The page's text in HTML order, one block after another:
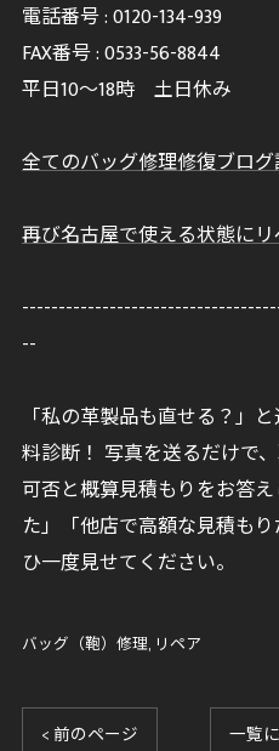
電話番号 :0120-134-939
FAX番号 :0533-56-8844
平日10～18時 土日休み
全てのバッグ修理修復ブロ
再び名古屋で使える状態に
--
「私の革製品も直せる？」
料診断！ 写真を送るだけで
可否と概算見積もりをお答
た」「他店で高額な見積も
ひ一度見せてください。
バッグ（鞄）修理 リペア
< 前のページ 一覧